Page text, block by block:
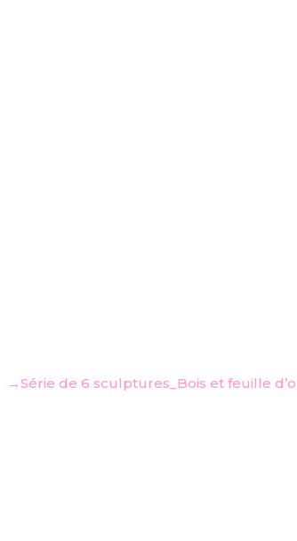
→Série de 6 sculptures_Bois et feuille